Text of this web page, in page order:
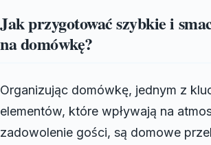
Jak przygotować szybkie i
na domówkę?
Organizując domówkę, jednym z
elementów, które wpływają na
zadowolenie gości, są domowe